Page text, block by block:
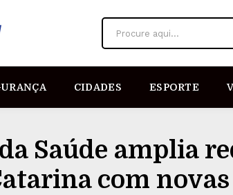
Procure aqui...
CIDADES ESPORTE
Saúde amplia
com